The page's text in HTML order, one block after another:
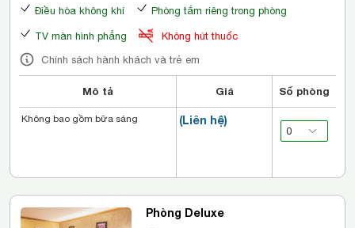
Điều hòa không khí Phòng tắm riêng trong phòng
TV màn hình phẳng
Không hút thuốc
Chính sách hành khách và trẻ em
Mô tả Giá Số phòng
(Liên hệ)
Không bao gồm bữa sáng
Phòng Deluxe